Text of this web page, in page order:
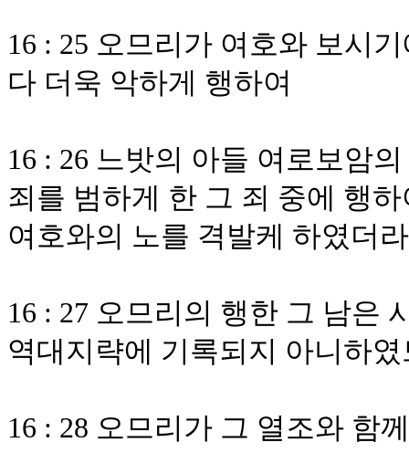
16 : 25 오므리가 여호와 보시
다 더욱 악하게 행하여
16 : 26 느밧의 아들 여로보암
죄를 범하게 한 그 죄 중에 행
여호와의 노를 격발케 하였더라
16 : 27 오므리의 행한 그 남은
역대지략에 기록되지 아니하
16 : 28 오므리가 그 열조와 함